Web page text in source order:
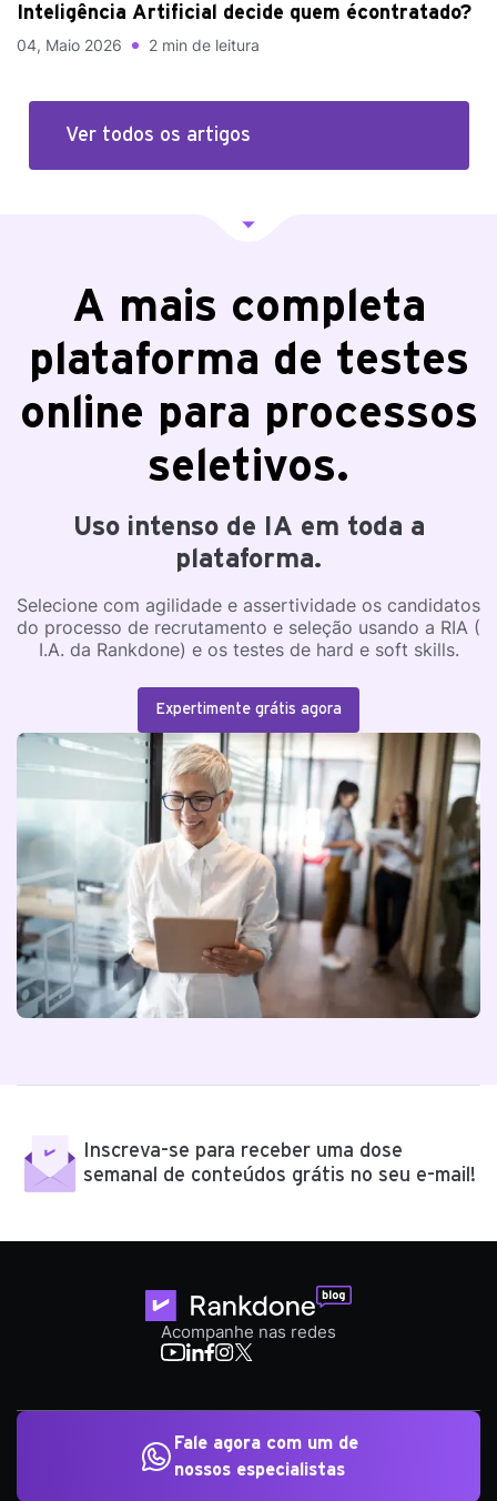
Inteligência Artificial decide quem écontratado?
04, Maio 2026 2 min de leitura
Ver todos os artigos
A mais completa
plataforma de testes
online para processos
seletivos.
Uso intenso de IA em toda a
plataforma.
Selecione com agilidade e assertividade os candidatos
do processo de recrutamento e seleção usando a RIA (
I.A. da Rankdone) e os testes de hard e soft skills.
Expertimente grátis agora
Inscreva-se para receber uma dose
semanal de conteúdos grátis no seu e-mail!
Acompanhe nas redes
Fale agora com um de
nossos especialistas